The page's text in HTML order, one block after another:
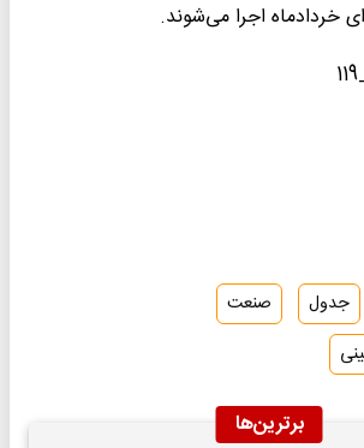
خردادماه اجرا می‌شوند.
جدول
صنعت
برترین‌ها